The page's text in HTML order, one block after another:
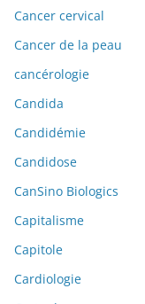
Cancer cervical
Cancer de la peau
cancérologie
Candida
Candidémie
Candidose
CanSino Biologics
Capitalisme
Capitole
Cardiologie